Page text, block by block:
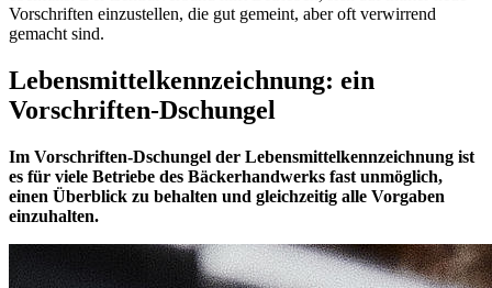
Vorschriften einzustellen, die gut gemeint, aber oft verwirrend
gemacht sind.
Lebensmittelkennzeichnung: ein
Vorschriften-Dschungel
Im Vorschriften-Dschungel der Lebensmittelkennzeichnung ist
es für viele Betriebe des Bäckerhandwerks fast unmöglich,
einen Überblick zu behalten und gleichzeitig alle Vorgaben
einzuhalten.